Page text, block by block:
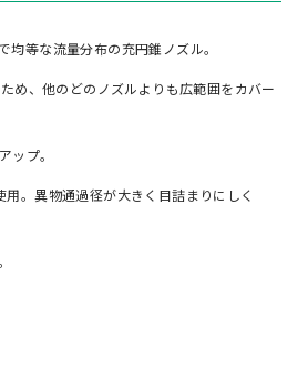
均等な流量分布の充円錐ノズル。
め、他のどのノズルよりも広範囲をカバー
ップ。
用。異物通過径が大きく目詰まりにしく